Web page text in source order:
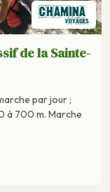
de la Sainte-
par jour ;
à 700 m. Marche